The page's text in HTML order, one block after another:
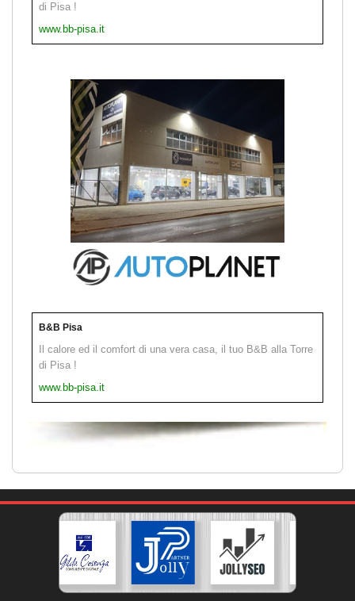
di Pisa !
www.bb-pisa.it
B&B Pisa
Il calore ed il comfort di una vera casa, il tuo B&B alla Torre
di Pisa !
www.bb-pisa.it